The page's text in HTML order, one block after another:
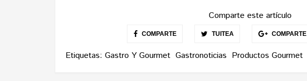
Comparte este artículo
COMPARTE TUITEA COMPARTE
Etiquetas: Gastro Y Gourmet Gastronoticias Productos Gourmet